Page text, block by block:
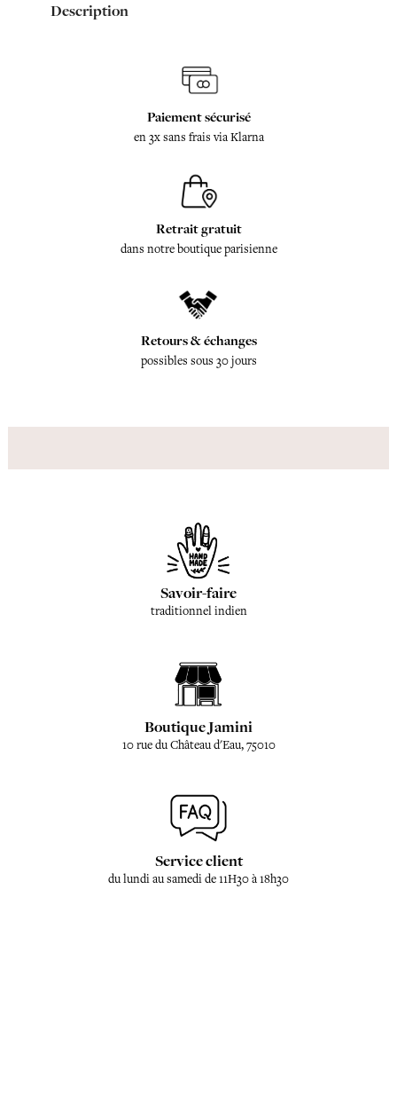
Description
Paiement sécurisé
en 3x sans frais via Klarna
Retrait gratuit
dans notre boutique parisienne
Retours & échanges
possibles sous 30 jours
Savoir-faire
traditionnel indien
Boutique Jamini
10 rue du Château d'Eau, 75010
Service client
du lundi au samedi de 11H30 à 18h30